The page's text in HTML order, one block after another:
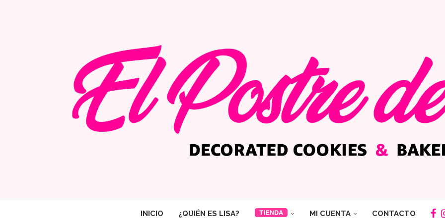
INICIO ¿QUIÉN ES LISA? MI CUENTA CONTACTO